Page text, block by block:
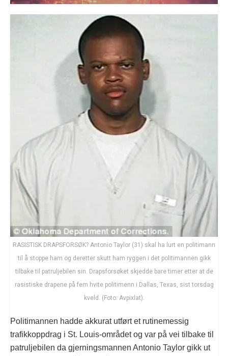
RASISTISK DRAPSFORSØK? Antonio Taylor (31) skal ha lurt en politimann
til å stoppe ham og deretter skutt ham ryggen i det politimannen gikk
tilbake til patruljebilen sin. Drapsforsøket skjedde bare timer etter at de
rasistiske drapene på fem hvite politimenn i Dallas, Texas, sist torsdag
kveld. (Foto: Avpixlat).
Politimannen hadde akkurat utført et rutinemessig
trafikkoppdrag i St. Louis-området og var på vei tilbake til
patruljebilen da gjerningsmannen Antonio Taylor gikk ut